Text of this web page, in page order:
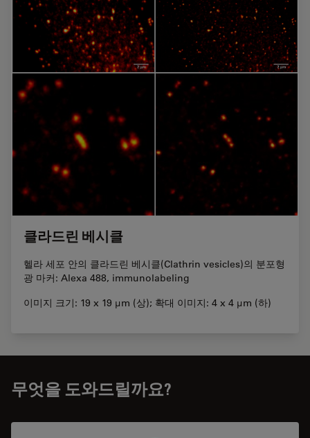
클라드린 베시클
헬라 세포 안의 클라드린 베시클(Clathrin vesicles)의 분포형
광 마커: Alexa 488, immunolabeling
이미지 크기: 19 x 19 µm (상); 확대 이미지: 4 x 4 µm (하)
무엇을 도와드릴까요?